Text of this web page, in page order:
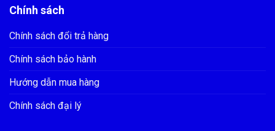
Chính sách
Chính sách đổi trả hàng
Chính sách bảo hành
Hướng dẫn mua hàng
Chính sách đại lý